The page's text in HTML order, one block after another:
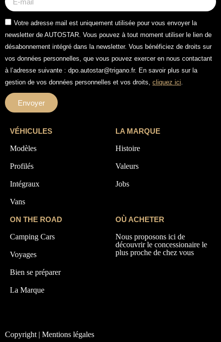
Votre adresse mail est uniquement utilisée pour vous envoyer la
newsletter de AUTOSTAR. Vous pouvez à tout moment utiliser le lien de
désabonnement intégré dans la newsletter. Vous bénéficiez de droits sur
vos données personnelles, que vous pouvez exercer en nous contactant
à l’adresse suivante : dpo.autostar@trigano.fr. En savoir plus sur la
gestion de vos données personnelles et vos droits, cliquez ici
Envoyer
VÉHICULES
Modèles
Profilés
Intégraux
Vans
LA MARQUE
Histoire
Valeurs
Jobs
ON THE ROAD
Camping Cars
Voyages
Bien se préparer
La Marque
OÙ ACHETER
Nous proposons ici de
découvrir le concessionaire le
plus proche de chez vous
Copyright | Mentions légales